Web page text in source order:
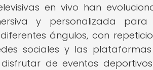
en vivo han
y personalizada para
ángulos, con
sociales y las
de eventos